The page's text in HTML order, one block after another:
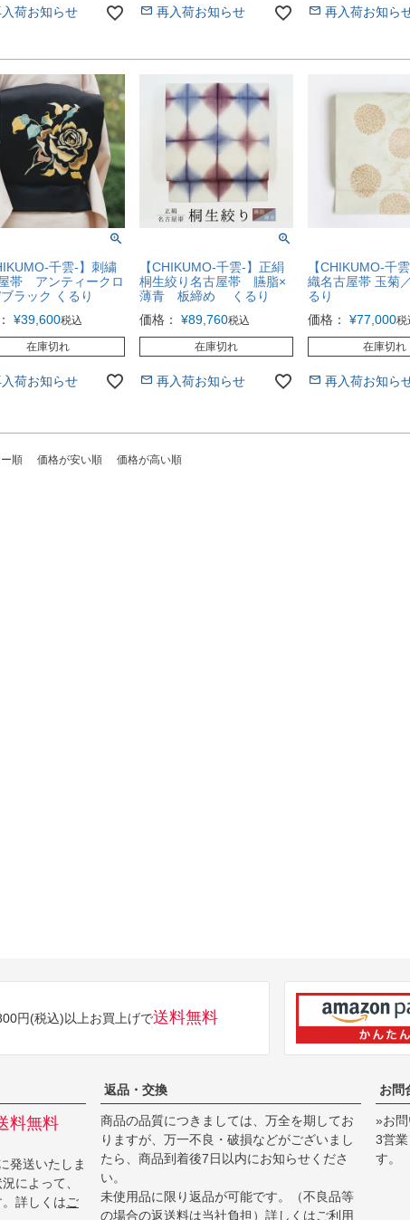
荷お知らせ 再入荷お知らせ 再入荷お知ら
千雲-】刺繍
帯 アンティークロ
ラック くるり
¥39,600税込
在庫切れ
荷お知らせ
【CHIKUMO-千雲-】正絹
桐生絞り名古屋帯 臙脂×
薄青 板締め くるり
価格：
¥89,760税込
在庫切れ
再入荷お知らせ
【CHIKUMO-千
織名古屋帯 玉菊
るり
価格：
¥77,000税
在庫切れ
再入荷お知ら
順 価格が安い順 価格が高い順
円(税込)以上お買上げで送料無料
料無料
発送いたしま
によって、
詳しくはご
返品・交換
商品の品質につきましては、万全を期してお
りますが、万一不良・破損などがございまし
たら、商品到着後7日以内にお知らせくださ
い。
未使用品に限り返品が可能です。（不良品等
の場合の返送料は当社負担）詳しくはご利用
お問
»お
3営
す。